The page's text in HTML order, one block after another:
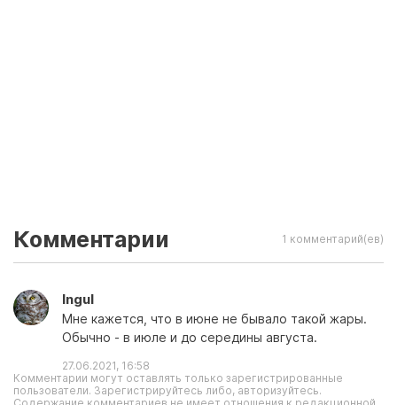
Комментарии 1 комментарий(ев)
Ingul
Мне кажется, что в июне не бывало такой жары.
Обычно - в июле и до середины августа.
27.06.2021, 16:58
Комментарии могут оставлять только зарегистрированные
пользователи. Зарегистрируйтесь либо, авторизуйтесь.